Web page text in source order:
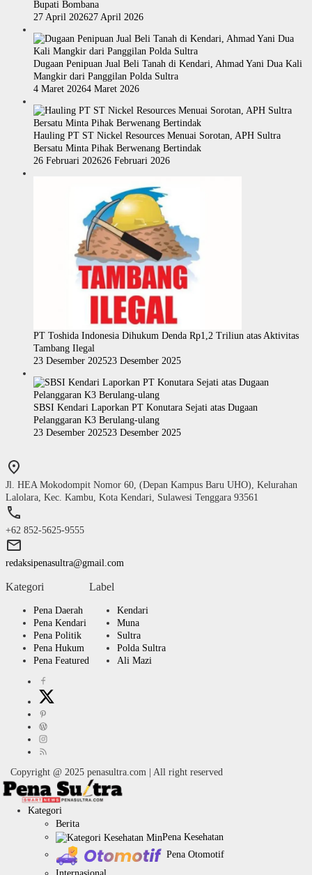
Bupati Bombana
27 April 202627 April 2026
Dugaan Penipuan Jual Beli Tanah di Kendari, Ahmad Yani Dua Kali
Mangkir dari Panggilan Polda Sultra
4 Maret 20264 Maret 2026
Hauling PT ST Nickel Resources Menuai Sorotan, APH Sultra
Bersatu Minta Pihak Berwenang Bertindak
26 Februari 202626 Februari 2026
PT Toshida Indonesia Dihukum Denda Rp1,2 Triliun atas Aktivitas
Tambang Ilegal
23 Desember 202523 Desember 2025
SBSI Kendari Laporkan PT Konutara Sejati atas Dugaan
Pelanggaran K3 Berulang-ulang
23 Desember 202523 Desember 2025
Jl. HEA Mokodompit Nomor 60, (Depan Kampus Baru UHO), Kelurahan
Lalolara, Kec. Kambu, Kota Kendari, Sulawesi Tenggara 93561
+62 852-5625-9555
redaksipenasultra@gmail.com
Kategori
Pena Daerah
Pena Kendari
Pena Politik
Pena Hukum
Pena Featured
Label
Kendari
Muna
Sultra
Polda Sultra
Ali Mazi
Copyright @ 2025 penasultra.com | All right reserved
Kategori
Berita
Pena Kesehatan
Pena Otomotif